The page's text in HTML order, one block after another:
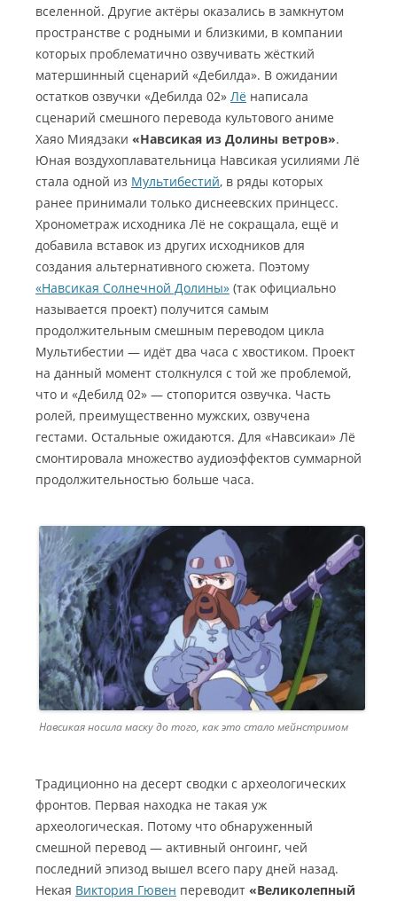
вселенной. Другие актёры оказались в замкнутом
пространстве с родными и близкими, в компании
которых проблематично озвучивать жёсткий
матершинный сценарий «Дебилда». В ожидании
остатков озвучки «Дебилда 02» Лё написала
сценарий смешного перевода культового аниме
Хаяо Миядзаки «Навсикая из Долины ветров».
Юная воздухоплавательница Навсикая усилиями Лё
стала одной из Мультибестий, в ряды которых
ранее принимали только диснеевских принцесс.
Хронометраж исходника Лё не сокращала, ещё и
добавила вставок из других исходников для
создания альтернативного сюжета. Поэтому
«Навсикая Солнечной Долины» (так официально
называется проект) получится самым
продолжительным смешным переводом цикла
Мультибестии — идёт два часа с хвостиком. Проект
на данный момент столкнулся с той же проблемой,
что и «Дебилд 02» — стопорится озвучка. Часть
ролей, преимущественно мужских, озвучена
гестами. Остальные ожидаются. Для «Навсикаи» Лё
смонтировала множество аудиоэффектов суммарной
продолжительностью больше часа.
Навсикая носила маску до того, как это стало мейнстримом
Традиционно на десерт сводки с археологических
фронтов. Первая находка не такая уж
археологическая. Потому что обнаруженный
смешной перевод — активный онгоинг, чей
последний эпизод вышел всего пару дней назад.
Некая Виктория Гювен переводит «Великолепный